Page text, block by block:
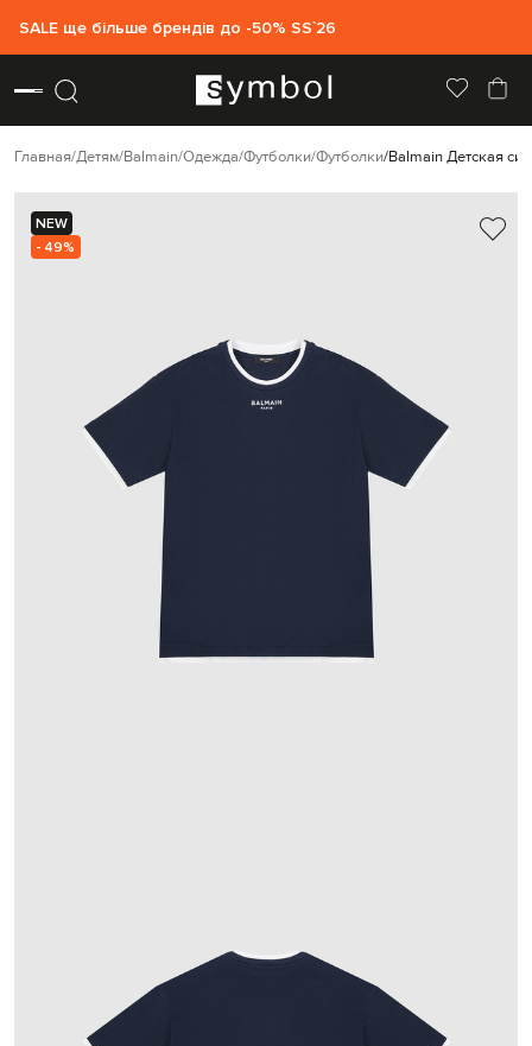
SALE ще більше брендів до -50% SS`26
Главная Детям Balmain Одежда Футболки Футболки Balmain Детская
NEW
- 49%